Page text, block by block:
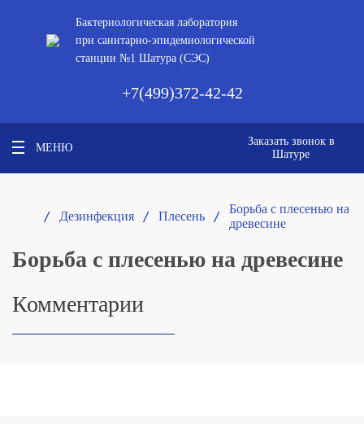
Бактериологическая лаборатория
при санитарно-эпидемиологической
станции №1 Шатура (СЭС)
+7(499)372-42-42
МЕНЮ
Заказать звонок в
Шатуре
/ Дезинфекция / Плесень / Борьба с плесенью на
древесине
Борьба с плесенью на древесине
Комментарии